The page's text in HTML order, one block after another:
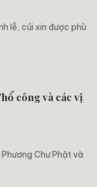
lễ, cúi xin được phù
công và các vị
Chư Phật và